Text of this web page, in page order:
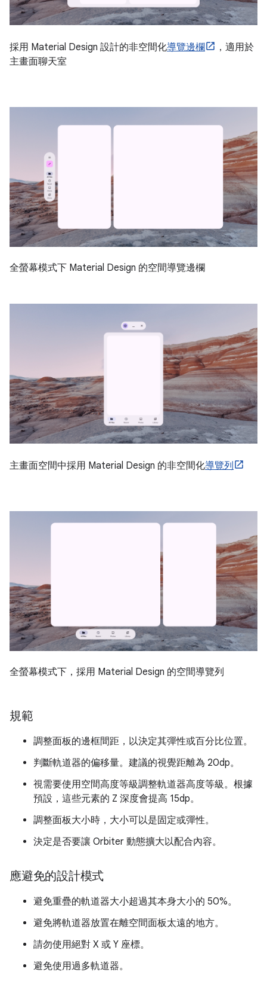
採用 Material Design 設計的非空間化導覽邊欄
，適用於
主畫面聊天室
全螢幕模式下 Material Design 的空間導覽邊欄
主畫面空間中採用 Material Design 的非空間化導覽列
全螢幕模式下，採用 Material Design 的空間導覽列
規範
調整面板的邊框間距，以決定其彈性或百分比位置。
判斷軌道器的偏移量。建議的視覺距離為 20dp。
視需要使用空間高度等級調整軌道器高度等級。根據
預設，這些元素的 Z 深度會提高 15dp。
調整面板大小時，大小可以是固定或彈性。
決定是否要讓 Orbiter 動態擴大以配合內容。
應避免的設計模式
避免重疊的軌道器大小超過其本身大小的 50%。
避免將軌道器放置在離空間面板太遠的地方。
請勿使用絕對 X 或 Y 座標。
避免使用過多軌道器。